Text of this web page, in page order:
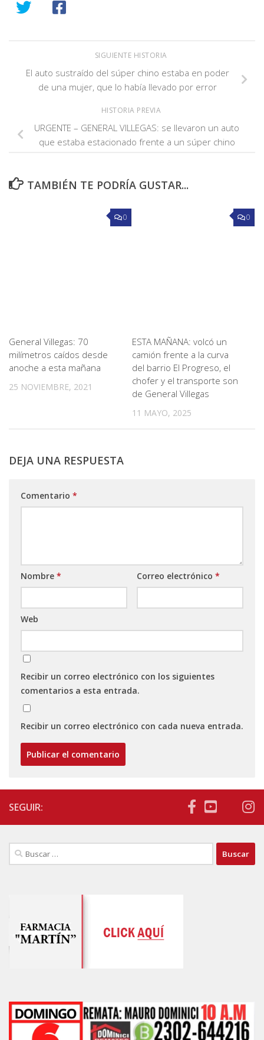
SIGUIENTE HISTORIA
El auto sustraído del súper chino estaba en poder
de una mujer, que lo había llevado por error
HISTORIA PREVIA
URGENTE – GENERAL VILLEGAS: se llevaron un auto
que estaba estacionado frente a un súper chino
TAMBIÉN TE PODRÍA GUSTAR...
0
General Villegas: 70
milímetros caídos desde
anoche a esta mañana
25 NOVIEMBRE, 2021
0
ESTA MAÑANA: volcó un
camión frente a la curva
del barrio El Progreso, el
chofer y el transporte son
de General Villegas
11 MAYO, 2025
DEJA UNA RESPUESTA
Comentario *
Nombre * Correo electrónico *
Web
Recibir un correo electrónico con los siguientes
comentarios a esta entrada.
Recibir un correo electrónico con cada nueva entrada.
SEGUIR:
Buscar: